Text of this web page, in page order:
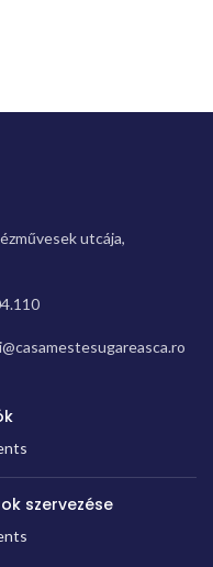
utcája,
szervezése